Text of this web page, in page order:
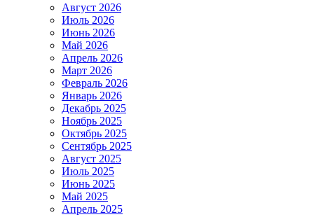
Август 2026
Июль 2026
Июнь 2026
Май 2026
Апрель 2026
Март 2026
Февраль 2026
Январь 2026
Декабрь 2025
Ноябрь 2025
Октябрь 2025
Сентябрь 2025
Август 2025
Июль 2025
Июнь 2025
Май 2025
Апрель 2025